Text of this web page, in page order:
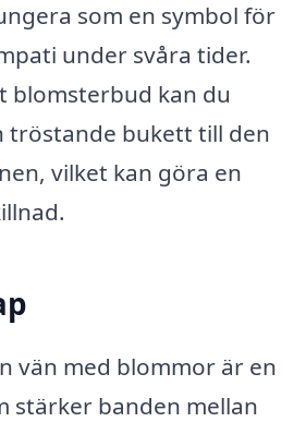
som en symbol för
under svåra tider.
blomsterbud kan du
tröstande bukett till den
vilket kan göra en
vän med blommor är en
stärker banden mellan